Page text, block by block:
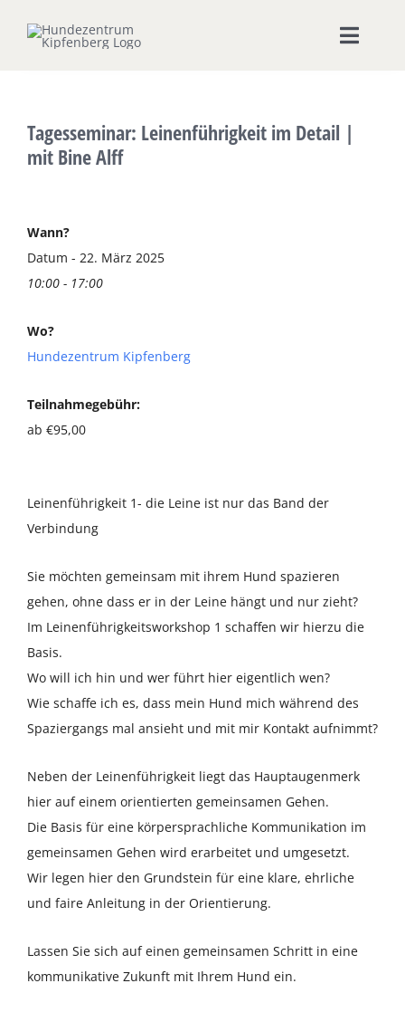
Inhalt
Toggle
Hundeschule
Unsere Shops
Über uns
Kontakt & Anfahrt
Öffnungszeiten
Tagesseminar: Leinenführigkeit im Detail |
mit Bine Alff
grösseres
Bild
Wann?
Datum - 22. März 2025
10:00 - 17:00
Wo?
Hundezentrum Kipfenberg
Teilnahmegebühr:
ab €95,00
Leinenführigkeit 1- die Leine ist nur das Band der
Verbindung
Sie möchten gemeinsam mit ihrem Hund spazieren
gehen, ohne dass er in der Leine hängt und nur zieht?
Im Leinenführigkeitsworkshop 1 schaffen wir hierzu die
Basis.
Wo will ich hin und wer führt hier eigentlich wen?
Wie schaffe ich es, dass mein Hund mich während des
Spaziergangs mal ansieht und mit mir Kontakt aufnimmt?
Neben der Leinenführigkeit liegt das Hauptaugenmerk
hier auf einem orientierten gemeinsamen Gehen.
Die Basis für eine körpersprachliche Kommunikation im
gemeinsamen Gehen wird erarbeitet und umgesetzt.
Wir legen hier den Grundstein für eine klare, ehrliche
und faire Anleitung in der Orientierung.
Lassen Sie sich auf einen gemeinsamen Schritt in eine
kommunikative Zukunft mit Ihrem Hund ein.